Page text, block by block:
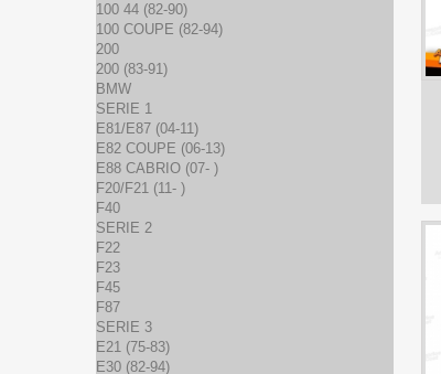
100 44 (82-90)
100 COUPE (82-94)
200
200 (83-91)
BMW
SERIE 1
E81/E87 (04-11)
E82 COUPE (06-13)
E88 CABRIO (07- )
F20/F21 (11- )
F40
SERIE 2
F22
F23
F45
F87
SERIE 3
E21 (75-83)
E30 (82-94)